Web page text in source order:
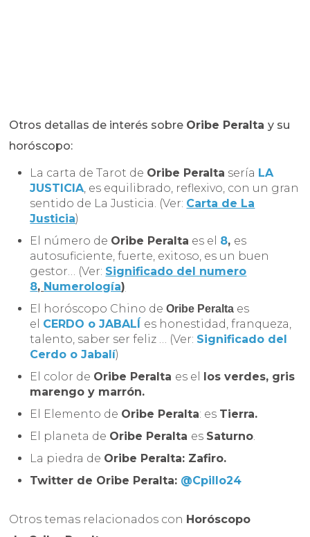
Otros detallas de interés sobre Oribe Peralta y su
horóscopo:
La carta de Tarot de Oribe Peralta sería LA
JUSTICIA, es equilibrado, reflexivo, con un gran
sentido de La Justicia. (Ver: Carta de La
Justicia)
El número de Oribe Peralta es el 8, es
autosuficiente, fuerte, exitoso, es un buen
gestor… (Ver: Significado del numero
8, Numerología)
El horóscopo Chino deOribe Peralta es
el CERDO o JABALÍ
es honestidad, franqueza,
talento, saber ser feliz … (Ver: Significado del
Cerdo o Jabalí)
El color de Oribe Peralta es el
los verdes, gris
marengo y marrón.
El Elemento de Oribe Peralta: es Tierra.
El planeta de Oribe Peralta es Saturno.
La piedra de Oribe Peralta: Zafiro.
Twitter de Oribe Peralta: @Cpillo24
Otros temas relacionados con Horóscopo